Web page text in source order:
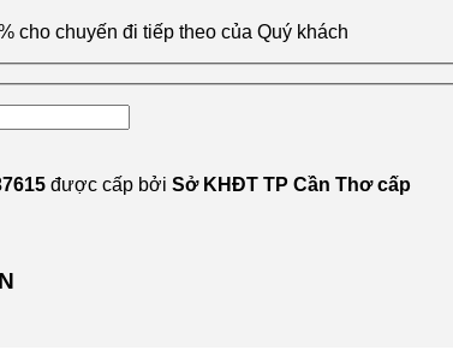
cho chuyến đi tiếp theo của Quý khách
được cấp bởi Sở KHĐT TP Cần Thơ cấp